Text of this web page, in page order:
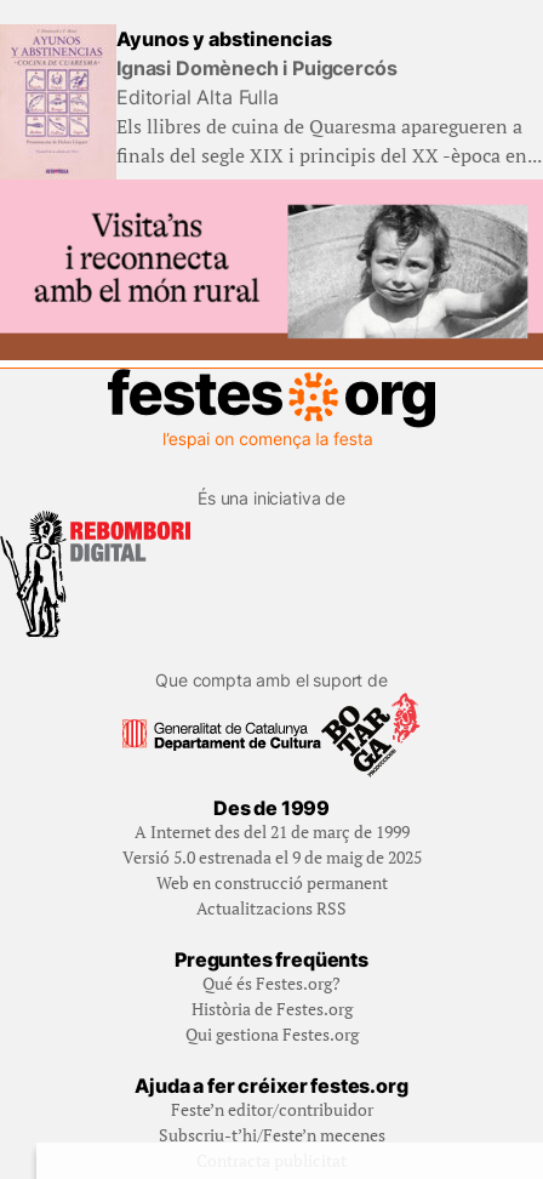
Ayunos y abstinencias
Ignasi Domènech i Puigcercós
Editorial Alta Fulla
Els llibres de cuina de Quaresma aparegueren a
finals del segle XIX i principis del XX -època en...
És una iniciativa de
Que compta amb el suport de
Des de 1999
A Internet des del 21 de març de 1999
Versió 5.0 estrenada el 9 de maig de 2025
Web en construcció permanent
Actualitzacions RSS
Preguntes freqüents
Qué és Festes.org?
Història de Festes.org
Qui gestiona Festes.org
Ajuda a fer créixer festes.org
Feste’n editor/contribuidor
Subscriu-t’hi/Feste’n mecenes